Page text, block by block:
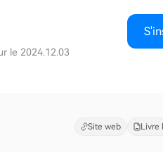
le 2024.12.03
Site web Livre